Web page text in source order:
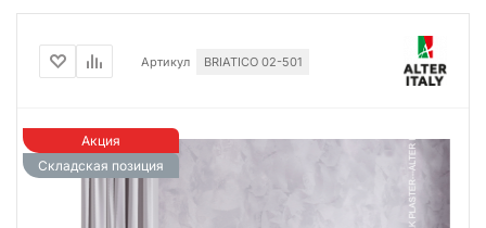
Акция
Складская позиция
Артикул BRIATICO 02-501